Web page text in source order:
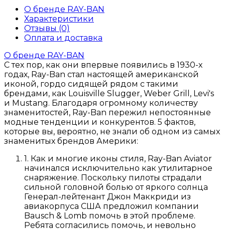
О бренде RAY-BAN
Характеристики
Отзывы (0)
Оплата и доставка
О бренде RAY-BAN
С тех пор, как они впервые появились в 1930-х
годах, Ray-Ban стал настоящей американской
иконой, гордо сидящей рядом с такими
брендами, как Louisville Slugger, Weber Grill, Levi's
и Mustang. Благодаря огромному количеству
знаменитостей, Ray-Ban пережил непостоянные
модные тенденции и конкурентов. 5 фактов,
которые вы, вероятно, не знали об одном из самых
знаменитых брендов Америки:
1. Как и многие иконы стиля, Ray-Ban Aviator
начинался исключительно как утилитарное
снаряжение. Поскольку пилоты страдали
сильной головной болью от яркого солнца
Генерал-лейтенант Джон Маккриди из
авиакорпуса США предложил компании
Bausch & Lomb помочь в этой проблеме.
Ребята согласились помочь, и невольно